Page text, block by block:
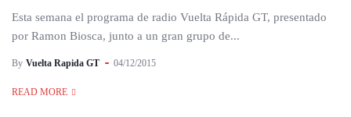
Esta semana el programa de radio Vuelta Rápida GT, presentado
por Ramon Biosca, junto a un gran grupo de...
By Vuelta Rapida GT 04/12/2015
READ MORE